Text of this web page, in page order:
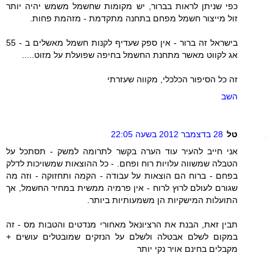
כפי שניתן לראות בברור, יש מקומות שחשמל משמש יהיה יותר
זול מייצור חשמל מפחם בתחנה מתקדמת - מזהמת פחות.
בישראל זה ברור - אין ספק שעדיף לקנות חשמל מאשלים ב - 55
אג לקווט מאשר מתחנת החשמל בחיפה שפועלת על מזוט.....
זה כל הסיפור הכלכלי, מקווה שעזרתי
השב
טל 28 בדצמבר 2012 בשעה 22:05
אני חייב להעיר עוד הערה בקשר לתרומה למשק - תסתכל על
הטבלה שמשווה עלויות רוח ופחם. - כל ההוצאות שמשויכות לדלק
בפחם - ברוח הם הוצאות על עבודה - הקמה ותחזוקה - וזה מה
שגורם לעולם לרוץ לרוח - אין פרמיה ממשית במחיר החשמל, אך
התועלות המישקיות הן משמעותיות ביותר.
תבין זאת, הבנת את הרציונאל מאחורי מנדטים והטבות מס - זה
במקום לשלם אבטלה ולשלם על הנזקים שמובטלים עושים +
מקבלים בחינם אויר נקי יותר